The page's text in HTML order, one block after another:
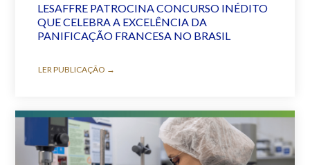
LESAFFRE PATROCINA CONCURSO INÉDITO
QUE CELEBRA A EXCELÊNCIA DA
PANIFICAÇÃO FRANCESA NO BRASIL
LER PUBLICAÇÃO →